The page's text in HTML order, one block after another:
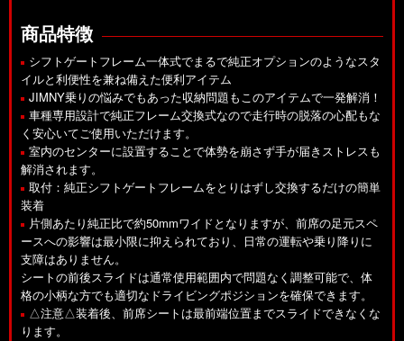
商品特徴
シフトゲートフレーム一体式でまるで純正オプションのようなスタ
イルと利便性を兼ね備えた便利アイテム
JIMNY乗りの悩みでもあった収納問題もこのアイテムで一発解消！
車種専用設計で純正フレーム交換式なので走行時の脱落の心配もな
く安心いてご使用いただけます。
室内のセンターに設置することで体勢を崩さず手が届きストレスも
解消されます。
取付：純正シフトゲートフレームをとりはずし交換するだけの簡単
装着
片側あたり純正比で約50mmワイドとなりますが、前席の足元スペ
ースへの影響は最小限に抑えられており、日常の運転や乗り降りに
支障はありません。
シートの前後スライドは通常使用範囲内で問題なく調整可能で、体
格の小柄な方でも適切なドライビングポジションを確保できます。
△注意△装着後、前席シートは最前端位置までスライドできなくな
ります。